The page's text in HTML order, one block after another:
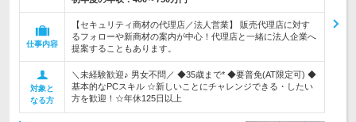
仕事内容
【セキュリティ商材の代理店／法人営業】 販売代理店に対す
るフォローや新商材の案内が中心！代理店と一緒に法人企業へ
提案することもあります。
対象と
なる方
＼未経験歓迎♪ 男女不問／ ◆35歳まで* ◆要普免(AT限定可) ◆
基本的なPCスキル ☆新しいことにチャレンジできる・したい
方を歓迎！☆年休125日以上